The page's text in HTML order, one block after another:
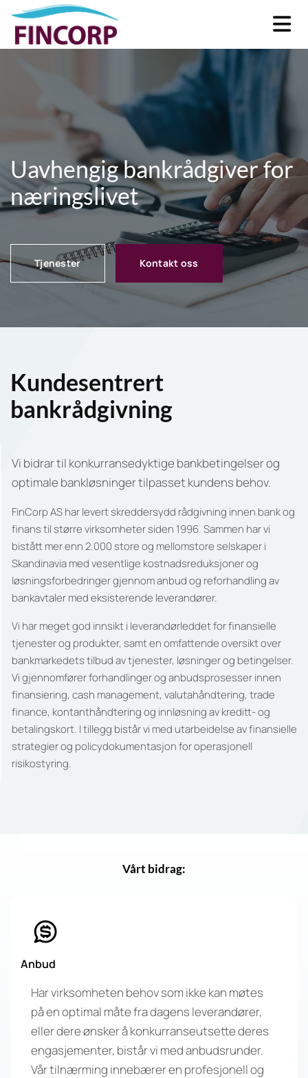
Uavhengig bankrådgiver for
næringslivet
Tjenester Kontakt oss
Kundesentrert
bankrådgivning
Vi bidrar til konkurransedyktige bankbetingelser og
optimale bankløsninger tilpasset kundens behov.
FinCorp AS har levert skreddersydd rådgivning innen bank og
finans til større virksomheter siden 1996. Sammen har vi
bistått mer enn 2.000 store og mellomstore selskaper i
Skandinavia med vesentlige kostnadsreduksjoner og
løsningsforbedringer gjennom anbud og reforhandling av
bankavtaler med eksisterende leverandører.
Vi har meget god innsikt i leverandørleddet for finansielle
tjenester og produkter, samt en omfattende oversikt over
bankmarkedets tilbud av tjenester, løsninger og betingelser.
Vi gjennomfører forhandlinger og anbudsprosesser innen
finansiering, cash management, valutahåndtering, trade
finance, kontanthåndtering og innløsning av kreditt- og
betalingskort. I tillegg bistår vi med utarbeidelse av finansielle
strategier og policydokumentasjon for operasjonell
risikostyring.
Vårt bidrag:
Anbud
Har virksomheten behov som ikke kan møtes
på en optimal måte fra dagens leverandører,
eller dere ønsker å konkurranseutsette deres
engasjementer, bistår vi med anbudsrunder.
Vår tilnærming innebærer en profesjonell og